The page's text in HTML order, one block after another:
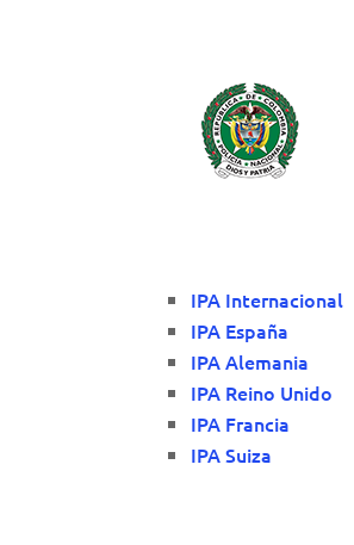
IPA Internacional
IPA España
IPA Alemania
IPA Reino Unido
IPA Francia
IPA Suiza